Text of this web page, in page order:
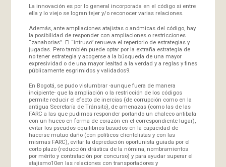
La innovación es por lo general incorporada en el código si entre
ella y lo viejo se logran tejer y/o reconocer varias relaciones.
Además, ante ampliaciones atajistas o anómicas del código, hay
la posibilidad de responder con ampliaciones o restricciones
“zanahorias”. El “intruso” renueva el repertorio de estrategias y
jugadas. Pero también puede optar por la extraña estrategia de
no tener estrategia y acogerse a la búsqueda de una mayor
expresividad o de una mayor lealtad a la verdad y a reglas y fines
públicamente esgrimidos y validados9.
En Bogotá, se pudo vislumbrar -aunque fuera de manera
incipiente- que la ampliación o la restricción de los códigos
permite reducir el efecto de inercias (de corrupción como en la
antigua Secretaría de Tránsito), de amenazas (como las de las
FARC a las que pudimos responder portando un chaleco antibala
con un hueco en forma de corazón en el correspondiente lugar),
evitar los pseudos-equilibrios basados en la capacidad de
hacerse mutuo daño (con políticos clientelistas y con las
mismas FARC), evitar la depredación oportunista guiada por el
corto plazo (reducción drástica de la nómina, nombramientos
por mérito y contratación por concurso) y para ayudar superar el
atajismo10en las relaciones con transportadores y